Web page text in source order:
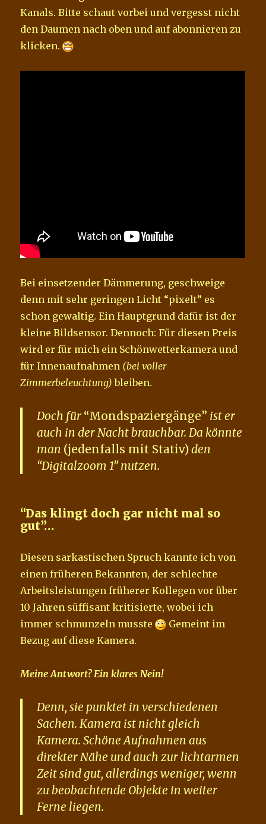
Kanals. Bitte schaut vorbei und vergesst nicht
den Daumen nach oben und auf abonnieren zu
klicken.
Bei einsetzender Dämmerung, geschweige
denn mit sehr geringen Licht “pixelt” es
schon gewaltig. Ein Hauptgrund dafür ist der
kleine Bildsensor. Dennoch: Für diesen Preis
wird er für mich ein Schönwetterkamera und
für Innenaufnahmen (bei voller
Zimmerbeleuchtung) bleiben.
Doch für “Mondspaziergänge” ist er
auch in der Nacht brauchbar. Da könnte
man (jedenfalls mit Stativ)den
“Digitalzoom 1” nutzen.
“Das klingt doch gar nicht mal so
gut”…
Diesen sarkastischen Spruch kannte ich von
einen früheren Bekannten, der schlechte
Arbeitsleistungen früherer Kollegen vor über
10 Jahren süffisant kritisierte, wobei ich
immer schmunzeln musste
Gemeint im
Bezug auf diese Kamera.
Meine Antwort? Ein klares Nein!
Denn, sie punktet in verschiedenen
Sachen. Kamera ist nicht gleich
Kamera. Schöne Aufnahmen aus
direkter Nähe und auch zur lichtarmen
Zeit sind gut, allerdings weniger, wenn
zu beobachtende Objekte in weiter
Ferne liegen.